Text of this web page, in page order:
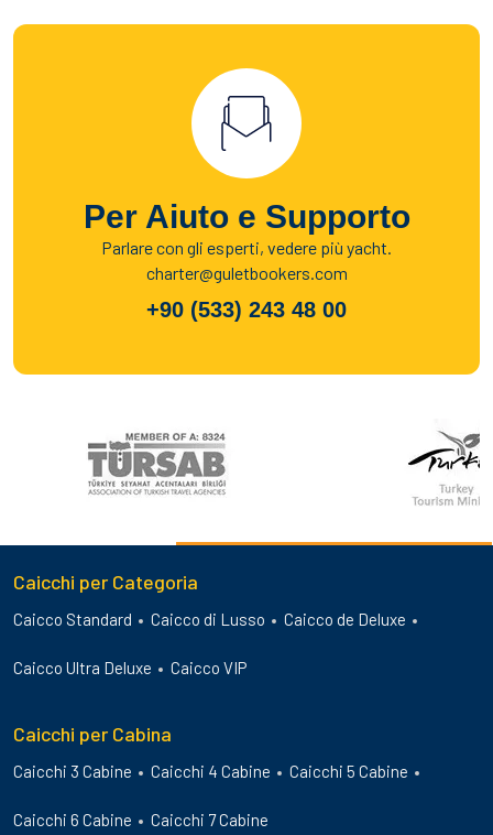
Per Aiuto e Supporto
Parlare con gli esperti, vedere più yacht.
charter@guletbookers.com
+90 (533) 243 48 00
Caicchi per Categoria
Caicco Standard Caicco di Lusso Caicco de Deluxe
Caicco Ultra Deluxe Caicco VIP
Caicchi per Cabina
Caicchi 3 Cabine Caicchi 4 Cabine Caicchi 5 Cabine
Caicchi 6 Cabine Caicchi 7 Cabine